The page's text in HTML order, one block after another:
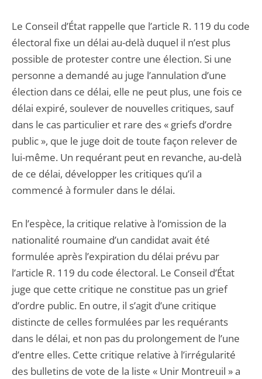
Le Conseil d’État rappelle que l’article R. 119 du code
électoral fixe un délai au-delà duquel il n’est plus
possible de protester contre une élection. Si une
personne a demandé au juge l’annulation d’une
élection dans ce délai, elle ne peut plus, une fois ce
délai expiré, soulever de nouvelles critiques, sauf
dans le cas particulier et rare des « griefs d’ordre
public », que le juge doit de toute façon relever de
lui-même. Un requérant peut en revanche, au-delà
de ce délai, développer les critiques qu’il a
commencé à formuler dans le délai.
En l’espèce, la critique relative à l‘omission de la
nationalité roumaine d’un candidat avait été
formulée après l’expiration du délai prévu par
l’article R. 119 du code électoral. Le Conseil d’État
juge que cette critique ne constitue pas un grief
d’ordre public. En outre, il s’agit d’une critique
distincte de celles formulées par les requérants
dans le délai, et non pas du prolongement de l’une
d’entre elles. Cette critique relative à l’irrégularité
des bulletins de vote de la liste « Unir Montreuil » a